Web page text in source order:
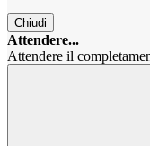
Chiudi
Attendere...
Attendere il